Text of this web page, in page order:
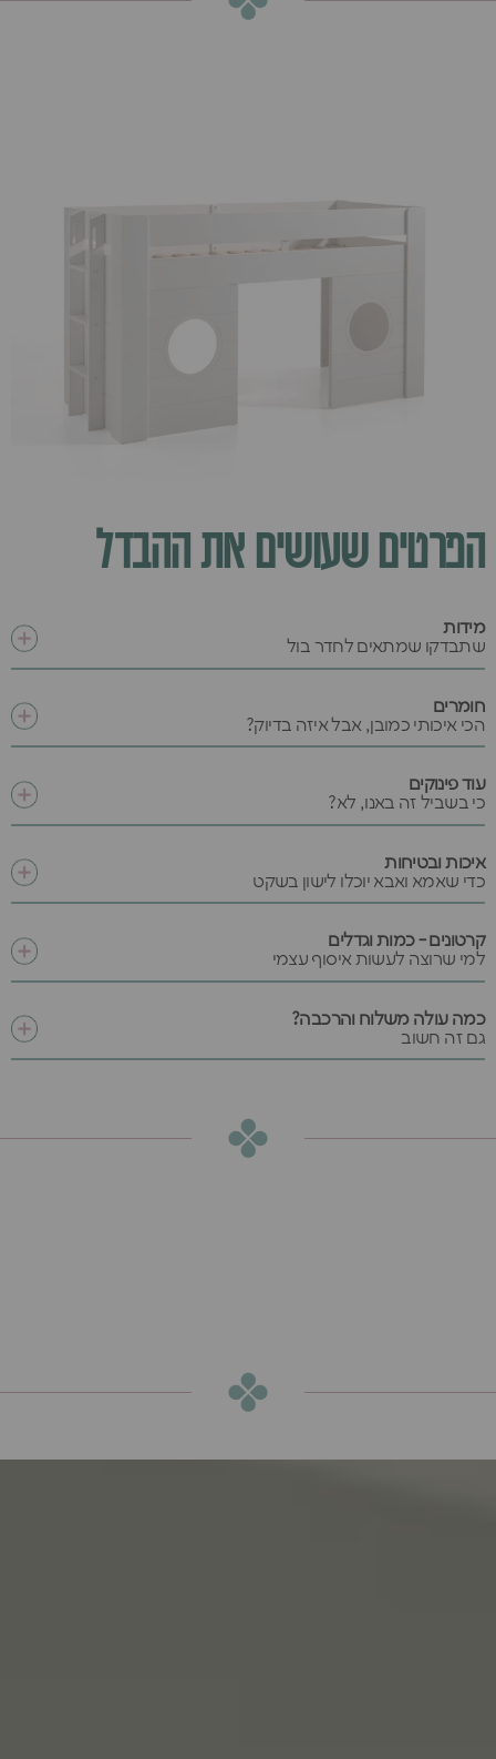
הפרטים שעושים את ההבדל
מידות
שתבדקו שמתאים לחדר בול
חומרים
הכי איכותי כמובן, אבל איזה בדיוק?
עוד פינוקים
כי בשביל זה באנו, לא?
איכות ובטיחות
כדי שאמא ואבא יוכלו לישון בשקט
קרטונים - כמות וגדלים
למי שרוצה לעשות איסוף עצמי
כמה עולה משלוח והרכבה?
גם זה חשוב